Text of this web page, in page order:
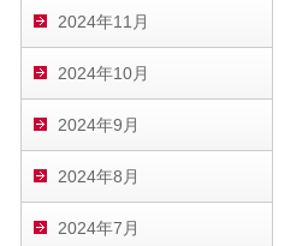
2024年11月
2024年10月
2024年9月
2024年8月
2024年7月